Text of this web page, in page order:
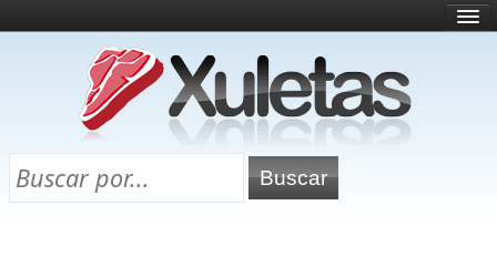
¿Qué es esto?
Directorio
Chuletas para exámenes